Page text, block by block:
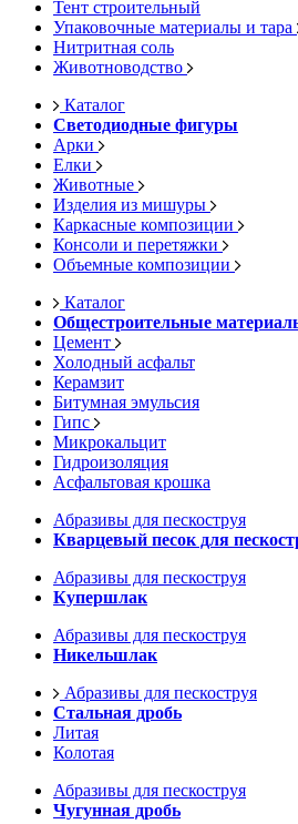
Тент строительный
Упаковочные материалы и тара
Нитритная соль
Животноводство
Каталог
Светодиодные фигуры
Арки
Елки
Животные
Изделия из мишуры
Каркасные композиции
Консоли и перетяжки
Объемные композиции
Каталог
Общестроительные
Цемент
Холодный асфальт
Керамзит
Битумная эмульсия
Гипс
Микрокальцит
Гидроизоляция
Асфальтовая крошка
Абразивы для пескоструя
Кварцевый песок для
Абразивы для пескоструя
Купершлак
Абразивы для пескоструя
Никельшлак
Абразивы для пескоструя
Стальная дробь
Литая
Колотая
Абразивы для пескоструя
Чугунная дробь